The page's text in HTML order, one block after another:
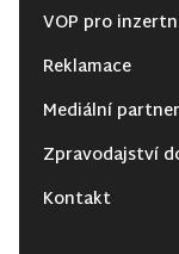
VOP pro
Reklamace
Mediální
Zpravodajství
Kontakt